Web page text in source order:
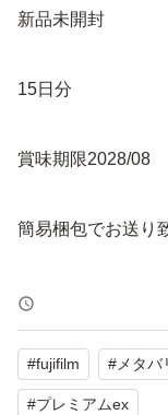
新品未開封
15日分
賞味期限2028/08
簡易梱包でお送り
ご理解いただきご
★お値下げ不可！
★きちんとお取引
#fujifilm #メタバ
#プレミアムex